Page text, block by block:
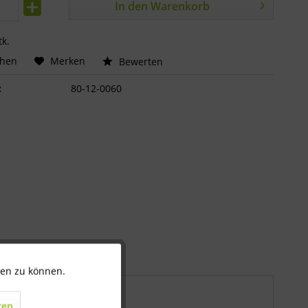
In den Warenkorb
Merken Bewerten
80-12-0060
Aktiv
zu können.